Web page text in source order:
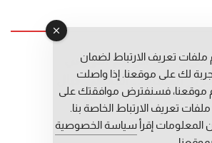
عبد الرحيم التوراني
المساعد: المعطي قبال
التحرير: فاطمة حوحو
تعريف الارتباط لضمان
لك على موقعنا. إذا واصلت
موقعنا، فسنفترض موافقتك على
تعريف الارتباط الخاصة بنا.
المعلومات إقرأ سياسة الخصوصية